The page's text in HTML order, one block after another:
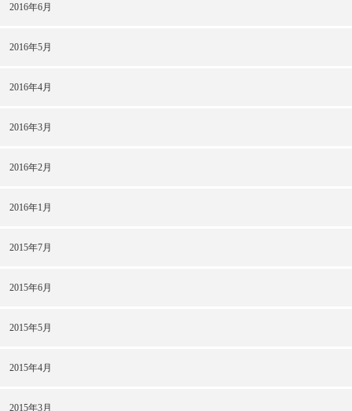
2016年6月
2016年5月
2016年4月
2016年3月
2016年2月
2016年1月
2015年7月
2015年6月
2015年5月
2015年4月
2015年3月